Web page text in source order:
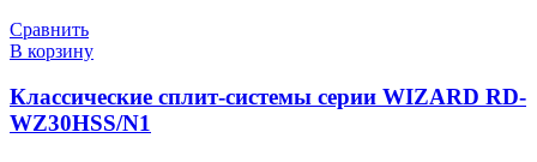
Сравнить
В корзину
Классические сплит-системы серии WIZARD RD-
WZ30HSS/N1